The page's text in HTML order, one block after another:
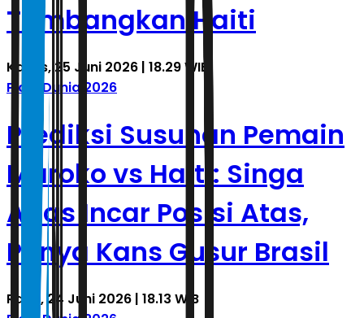
Tumbangkan Haiti
Kamis, 25 Juni 2026 | 18.29 WIB
Piala Dunia 2026
Prediksi Susunan Pemain
Maroko vs Haiti: Singa
Atlas Incar Posisi Atas,
Punya Kans Gusur Brasil
Rabu, 24 Juni 2026 | 18.13 WIB